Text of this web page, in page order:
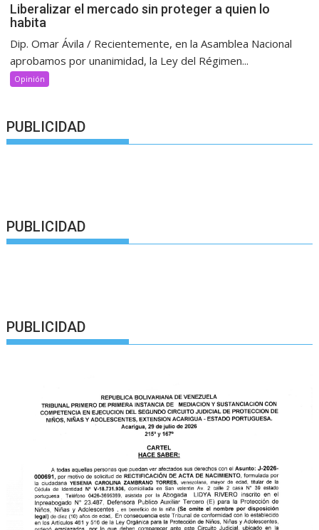
Liberalizar el mercado sin proteger a quien lo
habita
Dip. Omar Ávila / Recientemente, en la Asamblea Nacional
aprobamos por unanimidad, la Ley del Régimen...
Opinión
PUBLICIDAD
PUBLICIDAD
PUBLICIDAD